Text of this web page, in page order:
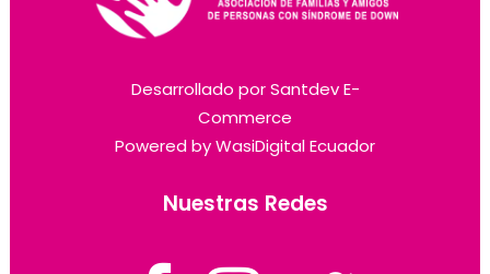
Desarrollado porSantdev E-
Commerce
Powered byWasiDigital Ecuador
Nuestras Redes